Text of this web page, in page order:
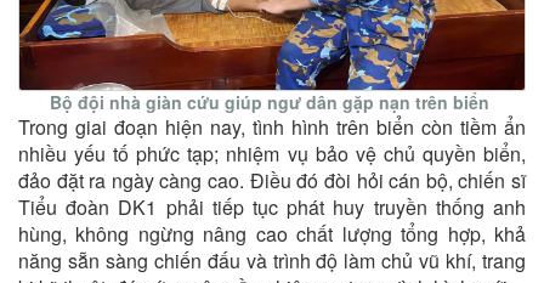
Bộ đội nhà giàn cứu giúp ngư dân gặp nạn trên biển
Trong giai đoạn hiện nay, tình hình trên biển còn tiềm ẩn
nhiều yếu tố phức tạp; nhiệm vụ bảo vệ chủ quyền biển,
đảo đặt ra ngày càng cao. Điều đó đòi hỏi cán bộ, chiến sĩ
Tiểu đoàn DK1 phải tiếp tục phát huy truyền thống anh
hùng, không ngừng nâng cao chất lượng tổng hợp, khả
năng sẵn sàng chiến đấu và trình độ làm chủ vũ khí, trang